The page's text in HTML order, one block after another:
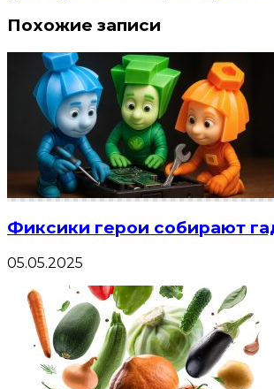
Похожие записи
Фиксики герои собирают
05.05.2025